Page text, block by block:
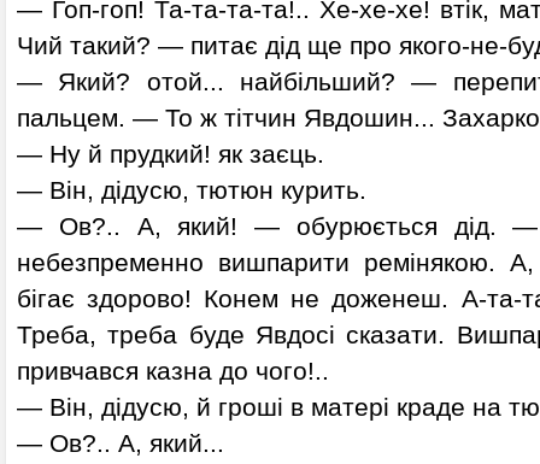
— Гоп-гоп! Та-та-та-та!.. Хе-хе-хе! втік,
Чий такий? — питає дід ще про якого-не-
— Який? отой... найбільший? —
пальцем. — То ж тітчин Явдошин...
— Ну й прудкий! як заєць.
— Він, дідусю, тютюн курить.
— Ов?.. А, який! — обурюється дід. —
небезпременно вишпарити ремінякою.
бігає здорово! Конем не доженеш. А-та-
Треба, треба буде Явдосі сказати.
привчався казна до чого!..
— Він, дідусю, й гроші в матері краде на
— Ов?.. А, який...